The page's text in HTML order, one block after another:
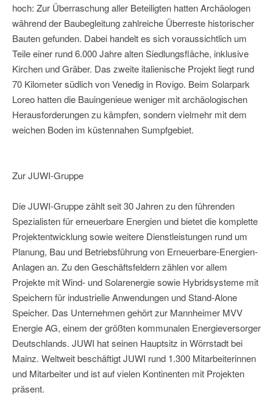
hoch: Zur Überraschung aller Beteiligten hatten Archäologen
während der Baubegleitung zahlreiche Überreste historischer
Bauten gefunden. Dabei handelt es sich voraussichtlich um
Teile einer rund 6.000 Jahre alten Siedlungsfläche, inklusive
Kirchen und Gräber. Das zweite italienische Projekt liegt rund
70 Kilometer südlich von Venedig in Rovigo. Beim Solarpark
Loreo hatten die Bauingenieue weniger mit archäologischen
Herausforderungen zu kämpfen, sondern vielmehr mit dem
weichen Boden im küstennahen Sumpfgebiet.
Zur JUWI-Gruppe
Die JUWI-Gruppe zählt seit 30 Jahren zu den führenden
Spezialisten für erneuerbare Energien und bietet die komplette
Projektentwicklung sowie weitere Dienstleistungen rund um
Planung, Bau und Betriebsführung von Erneuerbare-Energien-
Anlagen an. Zu den Geschäftsfeldern zählen vor allem
Projekte mit Wind- und Solarenergie sowie Hybridsysteme mit
Speichern für industrielle Anwendungen und Stand-Alone
Speicher. Das Unternehmen gehört zur Mannheimer MVV
Energie AG, einem der größten kommunalen Energieversorger
Deutschlands. JUWI hat seinen Hauptsitz in Wörrstadt bei
Mainz. Weltweit beschäftigt JUWI rund 1.300 Mitarbeiterinnen
und Mitarbeiter und ist auf vielen Kontinenten mit Projekten
präsent.